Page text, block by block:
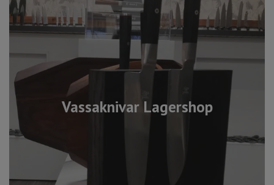
Vassaknivar Lagershop